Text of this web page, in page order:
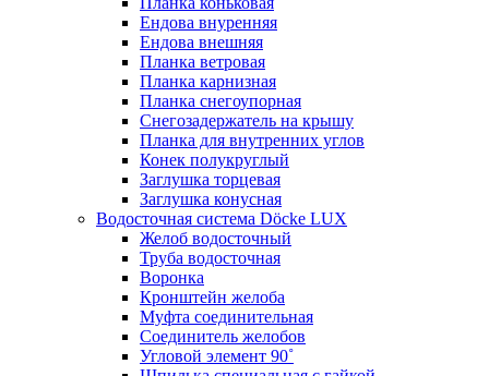
Ендова внуренняя
Ендова внешняя
Планка ветровая
Планка карнизная
Планка снегоупорная
Снегозадержатель на крышу
Планка для внутренних углов
Конек полукруглый
Заглушка торцевая
Заглушка конусная
Водосточная система Döcke LUX
Желоб водосточный
Труба водосточная
Воронка
Кронштейн желоба
Муфта соединительная
Соединитель желобов
Угловой элемент 90˚